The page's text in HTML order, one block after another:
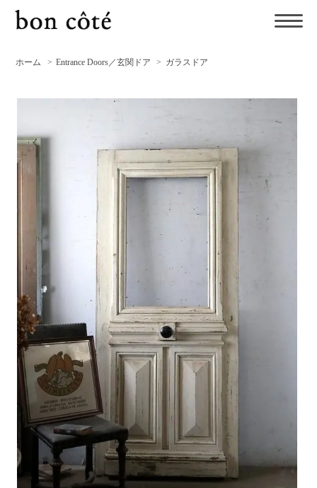
ホーム > Entrance Doors／玄関ドア > ガラスドア